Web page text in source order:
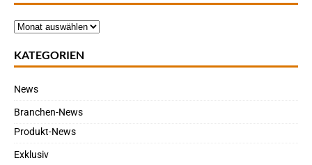
KATEGORIEN
News
Branchen-News
Produkt-News
Exklusiv